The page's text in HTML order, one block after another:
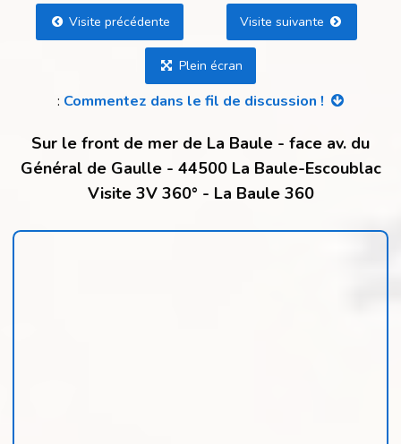
Visite précédente
Plein écran
: Commentez dans le fil de discussion !
Visite suivante
Sur le front de mer de La Baule - face av. du
Général de Gaulle - 44500 La Baule-Escoublac
Visite 3V 360° - La Baule 360